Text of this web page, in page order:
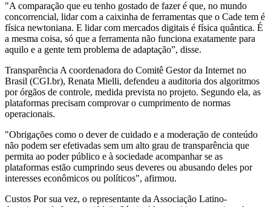
"A comparação que eu tenho gostado de fazer é que, no mundo
concorrencial, lidar com a caixinha de ferramentas que o Cade tem é
física newtoniana. E lidar com mercados digitais é física quântica. É
a mesma coisa, só que a ferramenta não funciona exatamente para
aquilo e a gente tem problema de adaptação”, disse.
Transparência A coordenadora do Comitê Gestor da Internet no
Brasil (CGI.br), Renata Mielli, defendeu a auditoria dos algoritmos
por órgãos de controle, medida prevista no projeto. Segundo ela, as
plataformas precisam comprovar o cumprimento de normas
operacionais.
"Obrigações como o dever de cuidado e a moderação de conteúdo
não podem ser efetivadas sem um alto grau de transparência que
permita ao poder público e à sociedade acompanhar se as
plataformas estão cumprindo seus deveres ou abusando deles por
interesses econômicos ou políticos", afirmou.
Custos Por sua vez, o representante da Associação Latino-